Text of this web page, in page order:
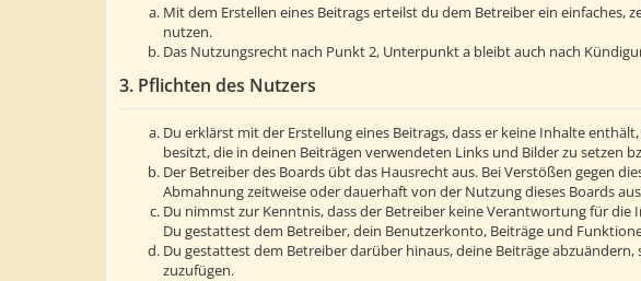
Mit dem Erstellen eines Beitrags erteilst du dem Betreiber ein
nutzen.
Das Nutzungsrecht nach Punkt 2, Unterpunkt a bleibt auch nach
3. Pflichten des Nutzers
Du erklärst mit der Erstellung eines Beitrags, dass er keine Inhalte
besitzt, die in deinen Beiträgen verwendeten Links und Bilder zu setzen
Der Betreiber des Boards übt das Hausrecht aus. Bei Verstößen gegen
Abmahnung zeitweise oder dauerhaft von der Nutzung dieses Boards
Du nimmst zur Kenntnis, dass der Betreiber keine Verantwortung für
Du gestattest dem Betreiber, dein Benutzerkonto, Beiträge und
Du gestattest dem Betreiber darüber hinaus, deine Beiträge
zuzufügen.